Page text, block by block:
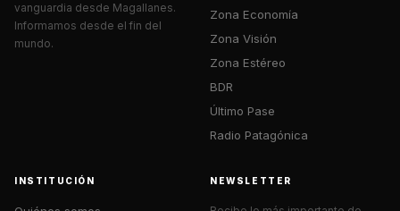
vanguardia desde Magallanes.
Informamos desde el fin del
mundo.
Zona Economía
Zona Visión
Zona Estéreo
BDR
Último Pase
Radio Patagónica
INSTITUCIÓN NEWSLETTER